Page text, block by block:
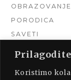
Koristimo
OBRAZOVANJE
PORODICA
SAVETI
TURIZAM